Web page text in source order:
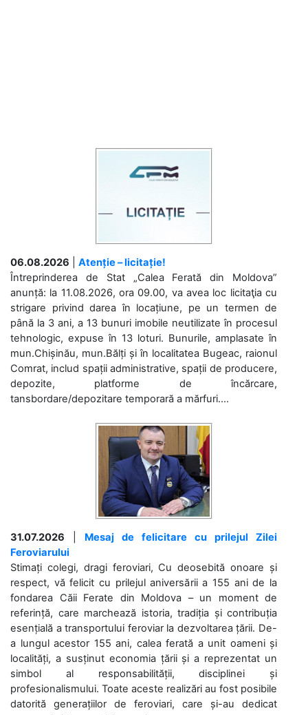
06.08.2026
Atenție – licitație!
Întreprinderea de Stat „Calea Ferată din Moldova”
anunță: la 11.08.2026, ora 09.00, va avea loc licitaţia cu
strigare privind darea în locațiune, pe un termen de
până la 3 ani, a 13 bunuri imobile neutilizate în procesul
tehnologic, expuse în 13 loturi. Bunurile, amplasate în
mun.Chișinău, mun.Bălți și în localitatea Bugeac, raionul
Comrat, includ spații administrative, spații de producere,
depozite, platforme de încărcare,
tansbordare/depozitare temporară a mărfuri....
31.07.2026
Mesaj de felicitare cu prilejul Zilei
Feroviarului
Stimați colegi, dragi feroviari, Cu deosebită onoare și
respect, vă felicit cu prilejul aniversării a 155 ani de la
fondarea Căii Ferate din Moldova – un moment de
referință, care marchează istoria, tradiția și contribuția
esențială a transportului feroviar la dezvoltarea țării. De-
a lungul acestor 155 ani, calea ferată a unit oameni și
localități, a susținut economia țării și a reprezentat un
simbol al responsabilității, disciplinei și
profesionalismului. Toate aceste realizări au fost posibile
datorită generațiilor de feroviari, care și-au dedicat